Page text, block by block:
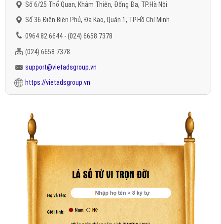
Số 6/25 Thổ Quan, Khâm Thiên, Đống Đa, TP.Hà Nội
Số 36 Điện Biên Phủ, Đa Kao, Quận 1, TP.Hồ Chí Minh
0964 82 6644 - (024) 6658 7378
(024) 6658 7378
support@vietadsgroup.vn
https://vietadsgroup.vn